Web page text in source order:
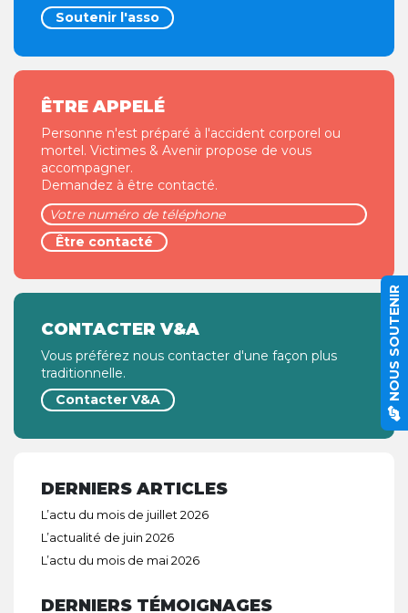
Soutenir l'asso
ÊTRE APPELÉ
Personne n'est préparé à l'accident corporel ou
mortel. Victimes & Avenir propose de vous
accompagner.
Demandez à être contacté.
CONTACTER V&A
Vous préférez nous contacter d'une façon plus
traditionnelle.
Contacter V&A
DERNIERS ARTICLES
L’actu du mois de juillet 2026
L’actualité de juin 2026
L’actu du mois de mai 2026
DERNIERS TÉMOIGNAGES
NOUS SOUTENIR